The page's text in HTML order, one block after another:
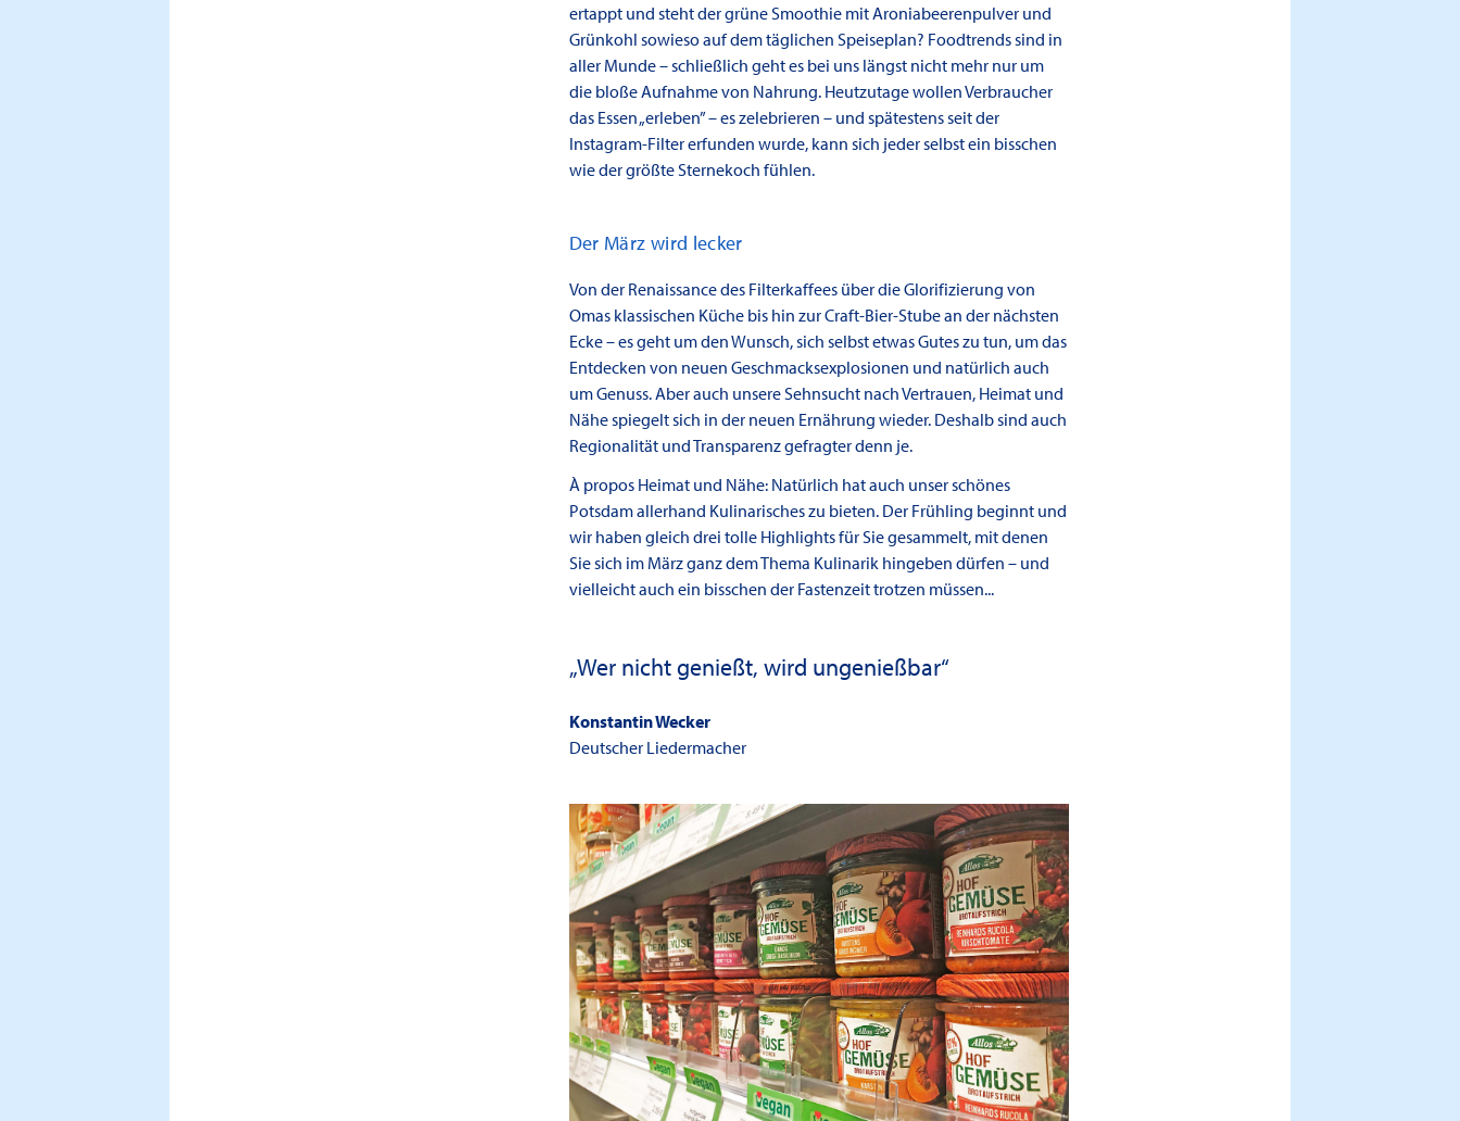
ertappt und steht der grüne Smoothie mit Aroniabeerenpulver und
Grünkohl sowieso auf dem täglichen Speiseplan? Foodtrends sind in
aller Munde – schließlich geht es bei uns längst nicht mehr nur um
die bloße Aufnahme von Nahrung. Heutzutage wollen Verbraucher
das Essen „erleben” – es zelebrieren – und spätestens seit der
Instagram-Filter erfunden wurde, kann sich jeder selbst ein bisschen
wie der größte Sternekoch fühlen.
Der März wird lecker
Von der Renaissance des Filterkaffees über die Glorifizierung von
Omas klassischen Küche bis hin zur Craft-Bier-Stube an der nächsten
Ecke – es geht um den Wunsch, sich selbst etwas Gutes zu tun, um das
Entdecken von neuen Geschmacksexplosionen und natürlich auch
um Genuss. Aber auch unsere Sehnsucht nach Vertrauen, Heimat und
Nähe spiegelt sich in der neuen Ernährung wieder. Deshalb sind auch
Regionalität und Transparenz gefragter denn je.
À propos Heimat und Nähe: Natürlich hat auch unser schönes
Potsdam allerhand Kulinarisches zu bieten. Der Frühling beginnt und
wir haben gleich drei tolle Highlights für Sie gesammelt, mit denen
Sie sich im März ganz dem Thema Kulinarik hingeben dürfen – und
vielleicht auch ein bisschen der Fastenzeit trotzen müssen...
„Wer nicht genießt, wird ungenießbar“
Konstantin Wecker
Deutscher Liedermacher